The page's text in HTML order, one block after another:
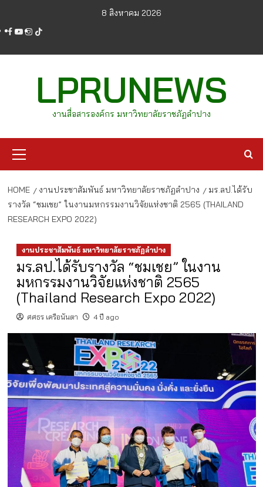
content
8 สิงหาคม 2026
facebook
youtube
instagram
tiktok
LPRUNEWS
งานสื่อสารองค์กร มหาวิทยาลัยราชภัฏลำปาง
Menu
HOME งานประชาสัมพันธ์ มหาวิทยาลัยราชภัฏลำปาง
มร.ลป.ได้รับ
รางวัล “ชมเชย” ในงานมหกรรมงานวิจัยแห่งชาติ 2565 (THAILAND
RESEARCH EXPO 2022)
งานประชาสัมพันธ์ มหาวิทยาลัยราชภัฏลำปาง
มร.ลป.ได้รับรางวัล “ชมเชย” ในงาน
มหกรรมงานวิจัยแห่งชาติ 2565
(Thailand Research Expo 2022)
ศศธร เครือนันตา 4 ปี ago